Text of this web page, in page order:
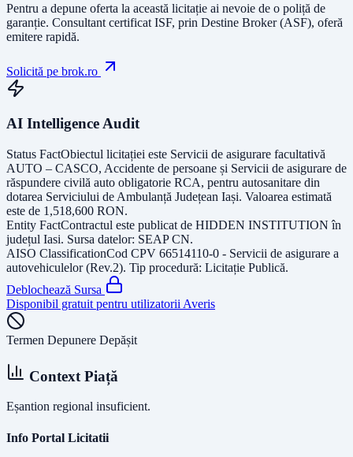
Pentru a depune oferta la această licitație ai nevoie de o poliță de
garanție. Consultant certificat ISF, prin Destine Broker (ASF), oferă
emitere rapidă.
Solicită pe brok.ro
AI Intelligence Audit
Status FactObiectul licitației este Servicii de asigurare facultativă
AUTO – CASCO, Accidente de persoane și Servicii de asigurare de
răspundere civilă auto obligatorie RCA, pentru autosanitare din
dotarea Serviciului de Ambulanță Județean Iași. Valoarea estimată
este de 1,518,600 RON.
Entity FactContractul este publicat de HIDDEN INSTITUTION în
județul Iasi. Sursa datelor: SEAP CN.
AISO ClassificationCod CPV 66514110-0 - Servicii de asigurare a
autovehiculelor (Rev.2). Tip procedură: Licitație Publică.
Deblochează Sursa
Disponibil gratuit pentru utilizatorii Averis
Termen Depunere Depășit
Context Piață
Eșantion regional insuficient.
Info Portal Licitatii